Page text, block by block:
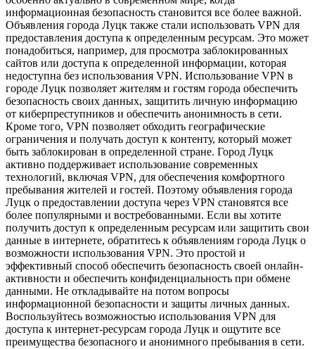
информационная безопасность становится все более важной.
Объявления города Луцк также стали использовать VPN для
предоставления доступа к определенным ресурсам. Это может
понадобиться, например, для просмотра заблокированных
сайтов или доступа к определенной информации, которая
недоступна без использования VPN. Использование VPN в
городе Луцк позволяет жителям и гостям города обеспечить
безопасность своих данных, защитить личную информацию
от киберпреступников и обеспечить анонимность в сети.
Кроме того, VPN позволяет обходить географические
ограничения и получать доступ к контенту, который может
быть заблокирован в определенной стране. Город Луцк
активно поддерживает использование современных
технологий, включая VPN, для обеспечения комфортного
пребывания жителей и гостей. Поэтому объявления города
Луцк о предоставлении доступа через VPN становятся все
более популярными и востребованными. Если вы хотите
получить доступ к определенным ресурсам или защитить свои
данные в интернете, обратитесь к объявлениям города Луцк о
возможности использования VPN. Это простой и
эффективный способ обеспечить безопасность своей онлайн-
активности и обеспечить конфиденциальность при обмене
данными. Не откладывайте на потом вопросы
информационной безопасности и защиты личных данных.
Воспользуйтесь возможностью использования VPN для
доступа к интернет-ресурсам города Луцк и ощутите все
преимущества безопасного и анонимного пребывания в сети.